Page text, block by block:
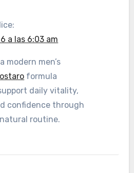
a las 6:03 am
modern men’s
formula
daily vitality,
confidence through
routine.